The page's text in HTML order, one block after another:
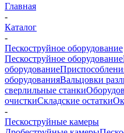
Главная
-
Каталог
-
Пескоструйное оборудование
Пескоструйное оборудование
оборудование
оборудованияВальцовки
сверлильные станки
очисткиСкладские остатки
-
Пескоструйные камеры